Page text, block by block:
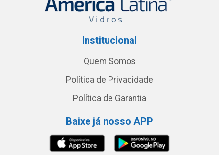
Institucional
Quem Somos
Política de Privacidade
Política de Garantia
Baixe já nosso APP